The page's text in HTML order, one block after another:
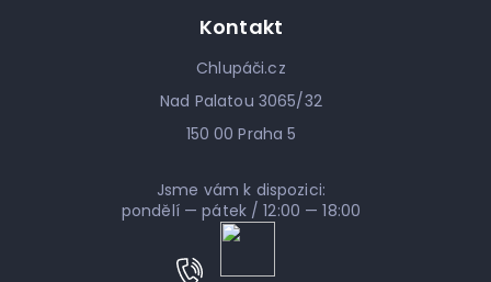
Kontakt
Chlupáči.cz
Nad Palatou 3065/32
150 00 Praha 5
Jsme vám k dispozici:
pondělí — pátek / 12:00 — 18:00